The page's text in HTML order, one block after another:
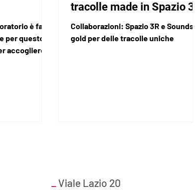
è fatto
per questo ci
accogliere
tracolle made in Spazio 3R
Collaborazioni: Spazio 3R e Sounds
gold per delle tracolle uniche
_Viale Lazio 20